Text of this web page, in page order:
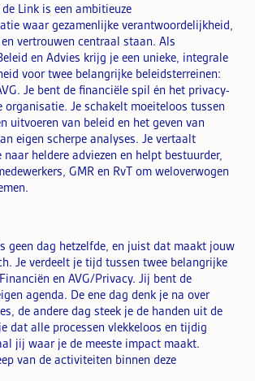
de Link is een ambitieuze
waar gezamenlijke verantwoordelijkheid,
vertrouwen centraal staan. Als
en Advies krijg je een unieke, integrale
voor twee belangrijke beleidsterreinen:
Je bent de financiële spil én het privacy-
organisatie. Je schakelt moeiteloos tussen
uitvoeren van beleid en het geven van
eigen scherpe analyses. Je vertaalt
heldere adviezen en helpt bestuurder,
GMR en RvT om weloverwogen
geen dag hetzelfde, en juist dat maakt jouw
Je verdeelt je tijd tussen twee belangrijke
en AVG/Privacy. Jij bent de
agenda. De ene dag denk je na over
de andere dag steek je de handen uit de
dat alle processen vlekkeloos en tijdig
jij waar je de meeste impact maakt.
van de activiteiten binnen deze